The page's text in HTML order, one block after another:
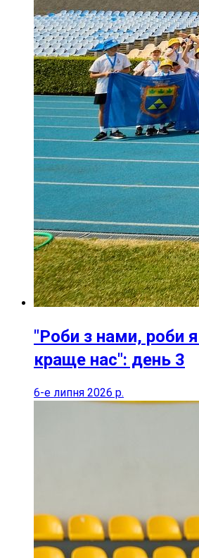
"Роби з нами, роби
краще нас": день 3
6-е липня 2026 р.